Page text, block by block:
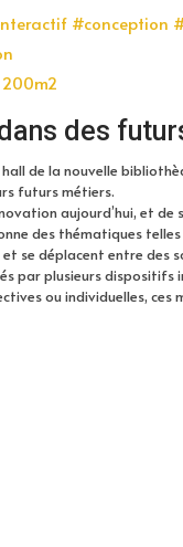
#conception
des
hall de la nouvelle
futurs métiers.
aujourd’hui, et de
des thématiques
se déplacent entre
par plusieurs dispositifs
ou individuelles,